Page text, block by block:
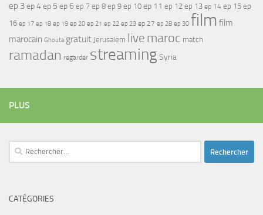
ep 3ep 4ep 5 ep 6 ep 7 ep 8 ep 9 ep 10 ep 11 ep 12 ep 13 ep 14 ep 15 ep
16 ep 17 ep 18 ep 19 ep 20 ep 21 ep 22 ep 23 ep 27 ep 28 ep 30 film film
marocain Ghouta gratuit Jerusalem live maroc match
ramadan regarder streamingSyria
PLUS
Rechercher :
CATÉGORIES